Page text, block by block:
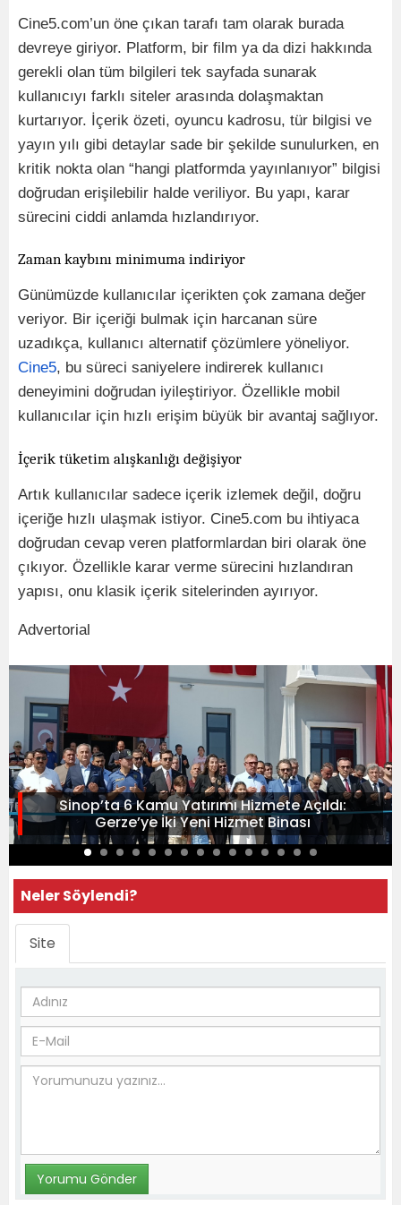
Cine5.com’un öne çıkan tarafı tam olarak burada
devreye giriyor. Platform, bir film ya da dizi hakkında
gerekli olan tüm bilgileri tek sayfada sunarak
kullanıcıyı farklı siteler arasında dolaşmaktan
kurtarıyor. İçerik özeti, oyuncu kadrosu, tür bilgisi ve
yayın yılı gibi detaylar sade bir şekilde sunulurken, en
kritik nokta olan “hangi platformda yayınlanıyor” bilgisi
doğrudan erişilebilir halde veriliyor. Bu yapı, karar
sürecini ciddi anlamda hızlandırıyor.
Zaman kaybını minimuma indiriyor
Günümüzde kullanıcılar içerikten çok zamana değer
veriyor. Bir içeriği bulmak için harcanan süre
uzadıkça, kullanıcı alternatif çözümlere yöneliyor.
Cine5, bu süreci saniyelere indirerek kullanıcı
deneyimini doğrudan iyileştiriyor. Özellikle mobil
kullanıcılar için hızlı erişim büyük bir avantaj sağlıyor.
İçerik tüketim alışkanlığı değişiyor
Artık kullanıcılar sadece içerik izlemek değil, doğru
içeriğe hızlı ulaşmak istiyor. Cine5.com bu ihtiyaca
doğrudan cevap veren platformlardan biri olarak öne
çıkıyor. Özellikle karar verme sürecini hızlandıran
yapısı, onu klasik içerik sitelerinden ayırıyor.
Advertorial
Sinop’ta 6 Kamu Yatırımı Hizmete Açıldı:
Gerze’ye İki Yeni Hizmet Binası
Neler Söylendi?
Site